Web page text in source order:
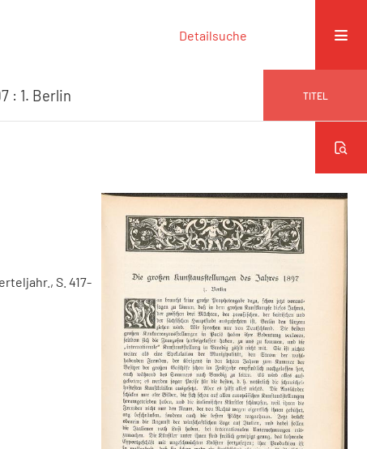
Detailsuche
: 1. Berlin TITEL
S. 417-